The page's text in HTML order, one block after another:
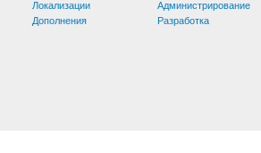
Локализации
Дополнения
Администрирование
Разработка